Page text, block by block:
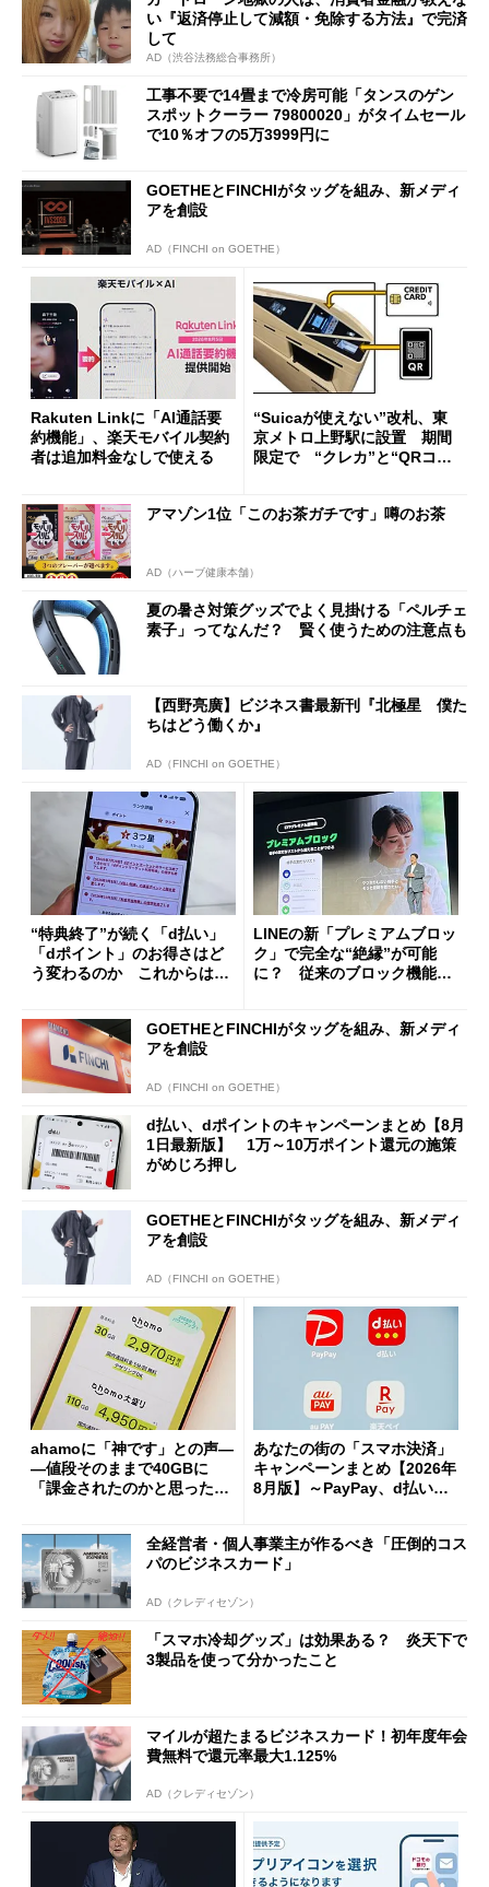
い『返済停止して減額・免除する方法』で完済
して
AD（渋谷法務総合事務所）
工事不要で14畳まで冷房可能「タンスのゲン
スポットクーラー 79800020」がタイムセール
で10％オフの5万3999円に
GOETHEとFINCHIがタッグを組み、新メディ
アを創設
AD（FINCHI on GOETHE）
Rakuten Linkに「AI通話要
約機能」、楽天モバイル契約
者は追加料金なしで使える
“Suicaが使えない”改札、東
京メトロ上野駅に設置 期間
限定で “クレカ”と“QRコー
アマゾン1位「このお茶ガチです」噂のお茶
AD（ハーブ健康本舗）
夏の暑さ対策グッズでよく見掛ける「ペルチェ
素子」ってなんだ？ 賢く使うための注意点も
【西野亮廣】ビジネス書最新刊『北極星 僕た
ちはどう働くか』
AD（FINCHI on GOETHE）
“特典終了”が続く「d払い」
「dポイント」のお得さはど
う変わるのか これからは
LINEの新「プレミアムブロッ
ク」で完全な“絶縁”が可能
に？ 従来のブロック機能と
GOETHEとFINCHIがタッグを組み、新メディ
アを創設
AD（FINCHI on GOETHE）
d払い、dポイントのキャンペーンまとめ【8月
1日最新版】 1万～10万ポイント還元の施策
がめじろ押し
GOETHEとFINCHIがタッグを組み、新メディ
アを創設
AD（FINCHI on GOETHE）
ahamoに「神です」との声―
―値段そのままで40GBに
「課金されたのかと思った」
あなたの街の「スマホ決済」
キャンペーンまとめ【2026年
8月版】～PayPay、d払い、a
全経営者・個人事業主が作るべき「圧倒的コス
パのビジネスカード」
AD（クレディセゾン）
「スマホ冷却グッズ」は効果ある？ 炎天下で
3製品を使って分かったこと
マイルが超たまるビジネスカード！初年度年会
費無料で還元率最大1.125%
AD（クレディセゾン）